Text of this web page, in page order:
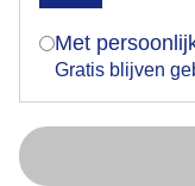
Met
Gratis blijven
Een bewolkte start
Nu